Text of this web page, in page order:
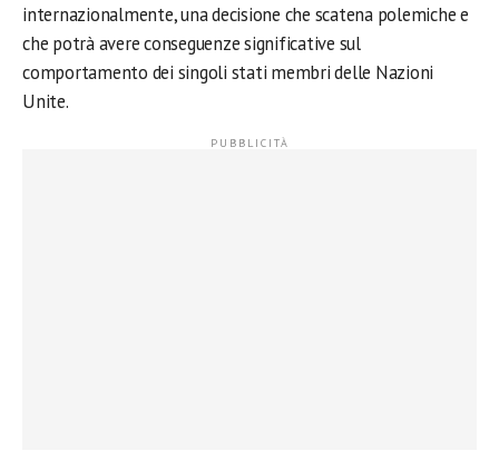
internazionalmente, una decisione che scatena polemiche e
che potrà avere conseguenze significative sul
comportamento dei singoli stati membri delle Nazioni
Unite.